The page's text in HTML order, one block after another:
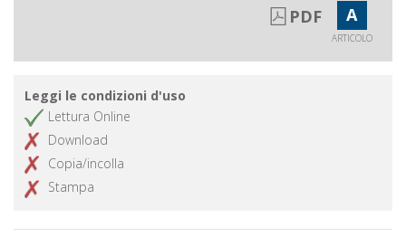
PDF A
ARTICOLO
Leggi le condizioni d'uso
Lettura Online
Download
Copia/incolla
Stampa